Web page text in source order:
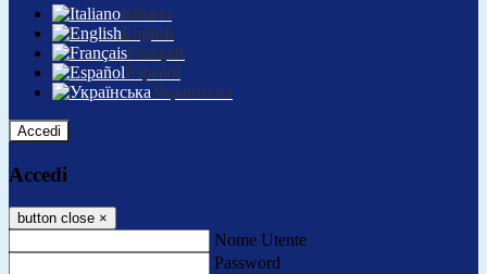
Italiano
English
Français
Español
Українська
Accedi
Accedi
button close ×
Nome Utente
Password